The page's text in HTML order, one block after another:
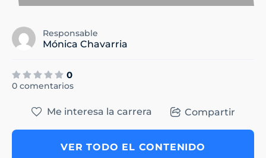
Responsable
Mónica Chavarria
0
0 comentarios
Me interesa la carrera Compartir
VER TODO EL CONTENIDO